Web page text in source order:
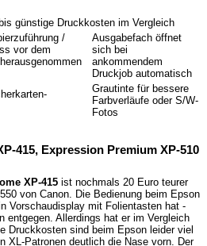
günstige Druckkosten im Vergleich
/
vor dem
Ausgabefach öffnet
sich bei
ankommendem
Druckjob automatisch
Grautinte für bessere
Farbverläufe oder S/W-
Fotos
415, Expression Premium XP-510
XP-415 ist nochmals 20 Euro teurer
von Canon. Die Bedienung beim Epson
Vorschaudisplay mit Folientasten hat -
entgegen. Allerdings hat er im Vergleich
Druckkosten sind beim Epson leider viel
XL-Patronen deutlich die Nase vorn. Der